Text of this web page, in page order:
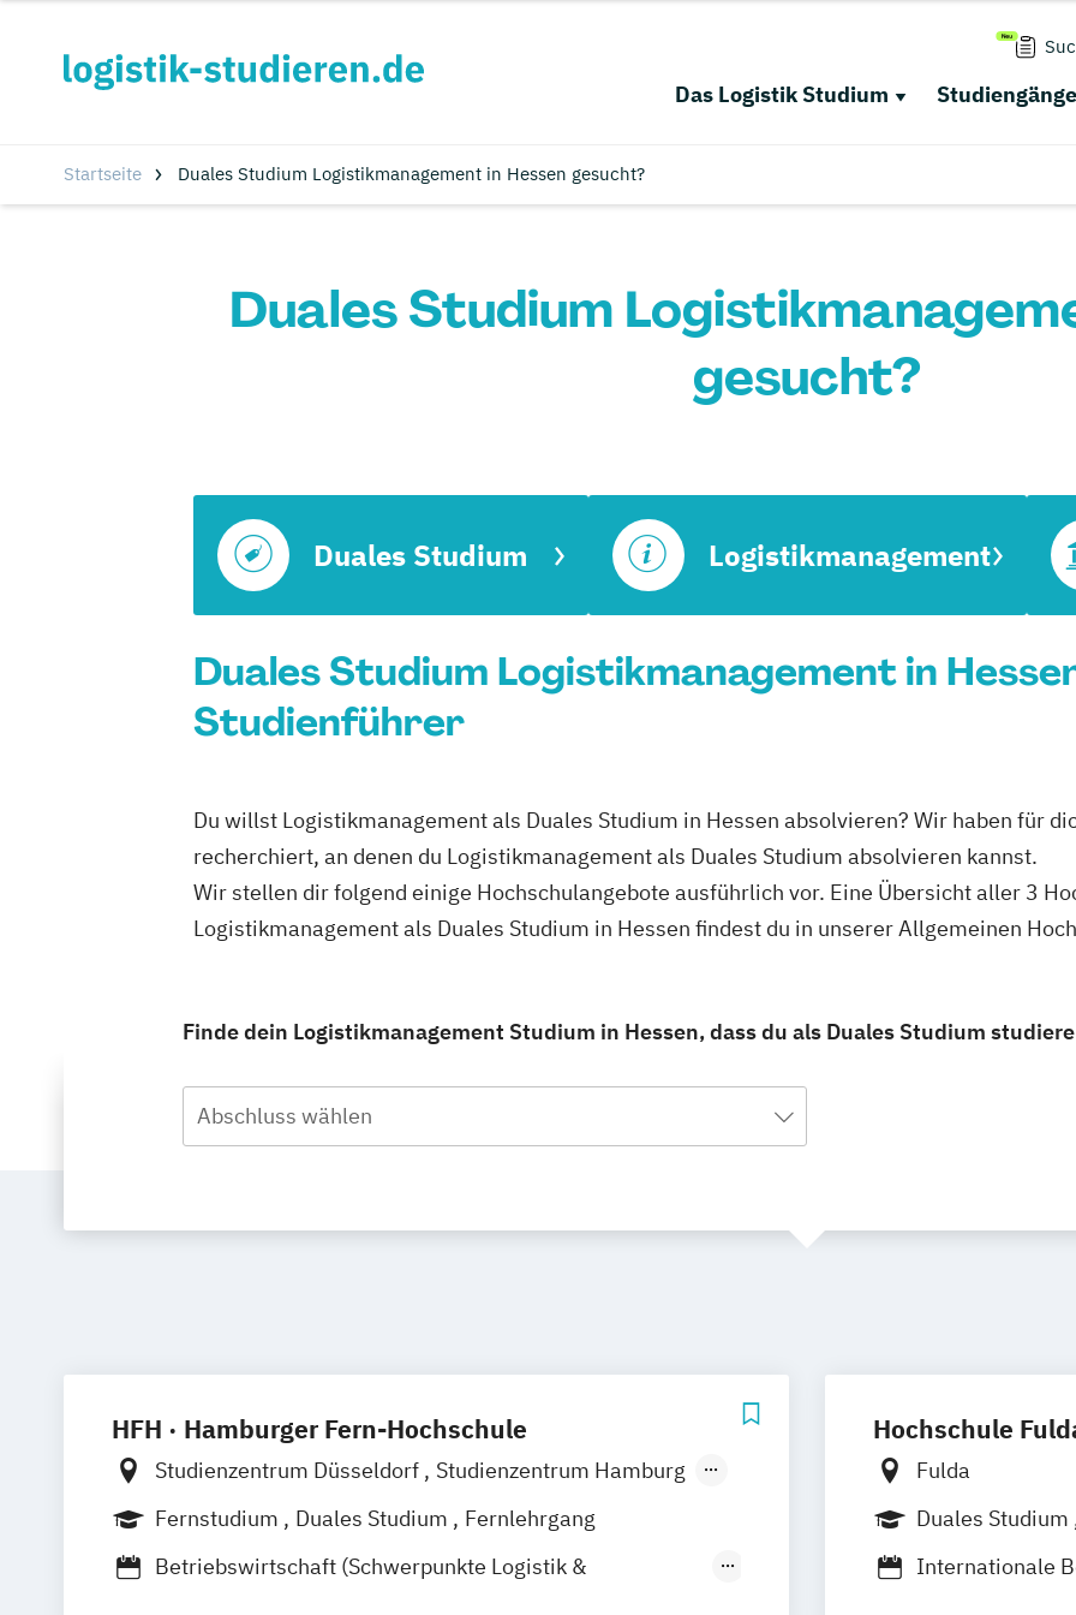
Das Logistik Studium Studiengänge
Startseite Duales Studium Logistikmanagement in Hessen gesucht?
Duales Studium
gesucht?
Duales Studium Logistikmanagement
Duales Studium Logistikmanagement in
Studienführer
Du willst Logistikmanagement als Duales Studium in Hessen absolvieren? Wir haben für
recherchiert, an denen du Logistikmanagement als Duales Studium absolvieren kannst.
Wir stellen dir folgend einige Hochschulangebote ausführlich vor. Eine Übersicht aller 3
Logistikmanagement als Duales Studium in Hessen findest du in unserer Allgemeinen
Finde dein Logistikmanagement Studium in Hessen, dass du als Duales Studium
Abschluss wählen
HFH · Hamburger Fern-Hochschule
Studienzentrum Düsseldorf
Studienzentrum Hamburg
Studienzentrum München
Studienzentrum Stuttgart
Studienzentrum Berlin
Studienzentrum Nürnberg
Studienzentrum Kassel Studienzentrum Essen
Fernstudium Duales Studium
Fernlehrgang
Betriebswirtschaft (Schwerpunkte Logistik &
Hochschule
Fulda
Duales Studium
Internationale